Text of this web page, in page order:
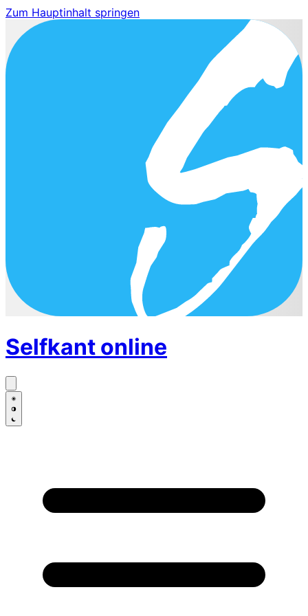
Zum Hauptinhalt springen
Selfkant online